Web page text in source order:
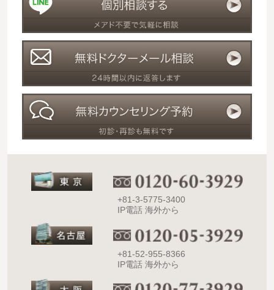
+81-3-5775-3400
IP電話 海外から
+81-52-955-8366
IP電話 海外から